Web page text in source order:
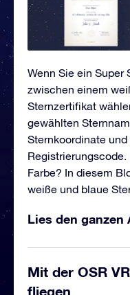
Wenn Sie ein Super
zwischen einem
Sternzertifikat
gewählten
Sternkoordinate
Farbe? In diesem
weiße und blaue
Lies den ganzen
Mit der OSR
fliegen